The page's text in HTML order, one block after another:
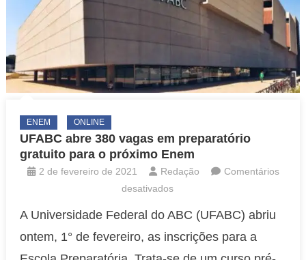
ENEM ONLINE
UFABC abre 380 vagas em preparatório
gratuito para o próximo Enem
2 de fevereiro de 2021 Redação
Comentários
desativadosem
abre
380
vagas
A Universidade Federal do ABC (UFABC) abriu
ontem, 1° de fevereiro, as inscrições para a